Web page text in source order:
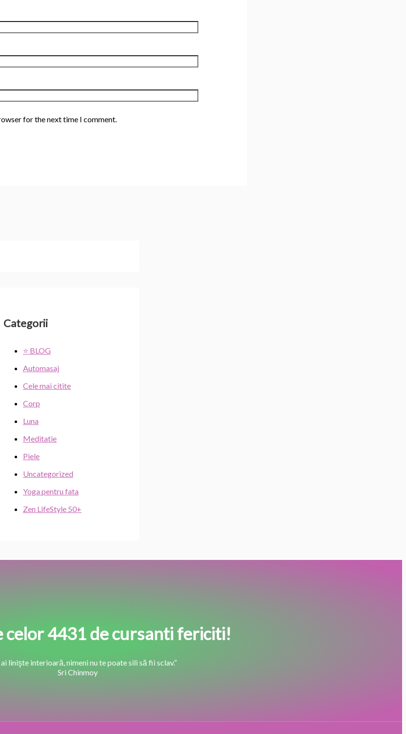
for the next time I comment.
Categorii
⭐ BLOG
Automasaj
Cele mai citite
Corp
Luna
Meditatie
Piele
Uncategorized
Yoga pentru fata
Zen LifeStyle 50+
4431 de cursanti fericiti!
ai linişte interioară, nimeni nu te poate sili să fii sclav.”
Sri Chinmoy